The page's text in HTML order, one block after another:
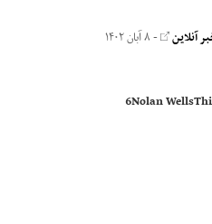
آنلاین - ۸ آبان ۱۴۰۲
6Nolan